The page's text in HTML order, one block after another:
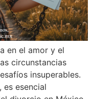
en el amor y el
circunstancias
insuperables.
es esencial